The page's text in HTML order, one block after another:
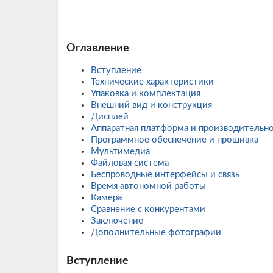
Оглавление
Вступление
Технические характеристики
Упаковка и комплектация
Внешний вид и конструкция
Дисплей
Аппаратная платформа и
Программное обеспечение и прошивка
Мультимедиа
Файловая система
Беспроводные интерфейсы и связь
Время автономной работы
Камера
Сравнение с конкурентами
Заключение
Дополнительные фотографии
Вступление